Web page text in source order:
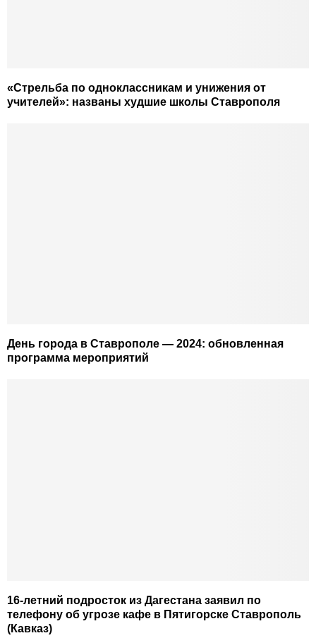
«Стрельба по одноклассникам и унижения от
учителей»: названы худшие школы Ставрополя
День города в Ставрополе — 2024: обновленная
программа мероприятий
16-летний подросток из Дагестана заявил по
телефону об угрозе кафе в Пятигорске Ставрополь
(Кавказ)